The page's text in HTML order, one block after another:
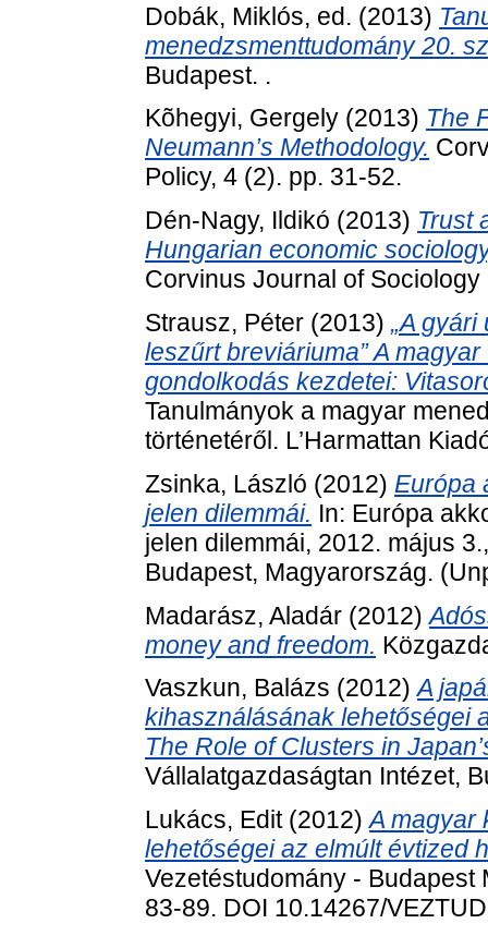
Dobák, Miklós, ed. (2013)
menedzsmenttudomány 20.
Budapest. .
Kõhegyi, Gergely (2013) The
Neumann’s Methodology.
Policy, 4 (2). pp. 31-52.
Dén-Nagy, Ildikó (2013) Trust
Hungarian economic
Corvinus Journal of
Strausz, Péter (2013) „A
leszűrt breviáriuma” A
gondolkodás kezdetei:
Tanulmányok a magyar
történetéről. L’Harmattan
Zsinka, László (2012) Európa
jelen dilemmái. In: Európa
jelen dilemmái, 2012. május
Budapest, Magyarország.
Madarász, Aladár (2012)
money and freedom.
Vaszkun, Balázs (2012)A
kihasználásának lehetőségei
The Role of Clusters in
Vállalatgazdaságtan Intézet,
Lukács, Edit(2012)A magyar
lehetőségei az elmúlt évtized
Vezetéstudomány - Budapest
83-89. DOI 10.14267/